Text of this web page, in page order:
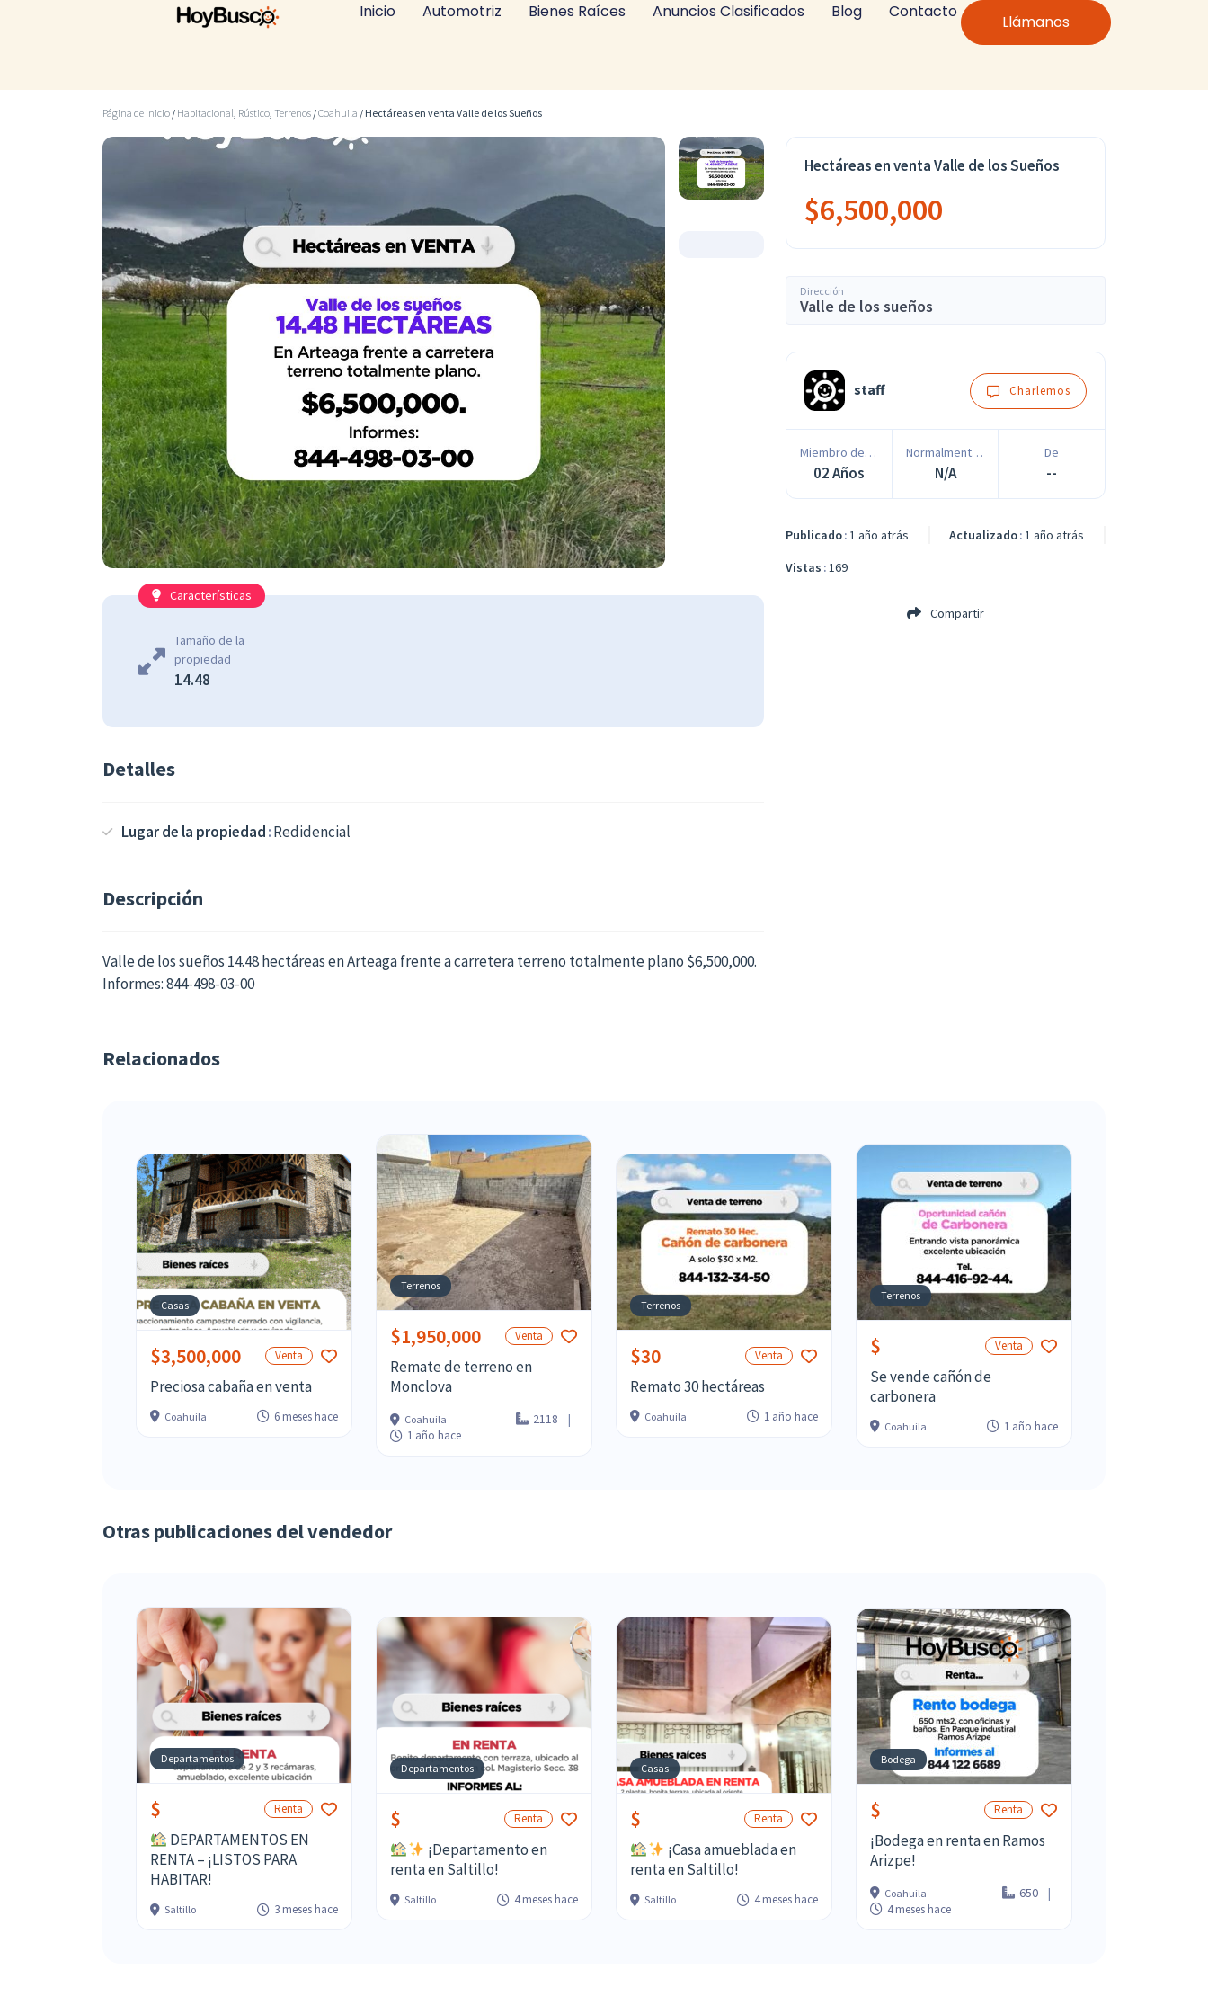
Inicio Automotriz Bienes Raíces Anuncios Clasificados Blog Contacto
Llámanos
Página de inicio / Habitacional, Rústico, Terrenos /Coahuila / Hectáreas en venta Valle de los Sueños
Características
Tamaño de la
propiedad
14.48
Detalles
Lugar de la propiedad Redidencial
Descripción
Valle de los sueños 14.48 hectáreas en Arteaga frente a carretera terreno totalmente plano $6,500,000.
Informes: 844-498-03-00
Hectáreas en venta Valle de los Sueños
$6,500,000
Dirección
Valle de los sueños
staff Charlemos
Miembro desde
02 Años
Normalmente responde en
N/A
De
--
Publicado 1 año atrás Actualizado 1 año atrás
Vistas 169
Compartir
Relacionados
Casas
$3,500,000 Venta
Preciosa cabaña en venta
Coahuila 6 meses hace
Terrenos
$1,950,000 Venta
Remate de terreno en
Monclova
Coahuila 2118
1 año hace
Terrenos
$30 Venta
Remato 30 hectáreas
Coahuila 1 año hace
Terrenos
$ Venta
Se vende cañón de
carbonera
Coahuila 1 año hace
Otras publicaciones del vendedor
Departamentos
$ Renta
DEPARTAMENTOS EN
RENTA – ¡LISTOS PARA
HABITAR!
Saltillo 3 meses hace
Departamentos
$ Renta
¡Departamento en
renta en Saltillo!
Saltillo 4 meses hace
Casas
$ Renta
¡Casa amueblada en
renta en Saltillo!
Saltillo 4 meses hace
Bodega
$ Renta
¡Bodega en renta en Ramos
Arizpe!
Coahuila 650
4 meses hace